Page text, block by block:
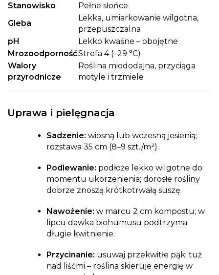
Stanowisko
Pełne słońce
Gleba
Lekka, umiarkowanie wilgotna,
przepuszczalna
pH
Lekko kwaśne – obojętne
MrozoodpornośćStrefa 4 (–29 °C)
Walory
przyrodnicze
Roślina miododajna, przyciąga
motyle i trzmiele
Uprawa i pielęgnacja
Sadzenie: wiosną lub wczesną jesienią;
rozstawa 35 cm (8–9 szt./m²).
Podlewanie: podłoże lekko wilgotne do
momentu ukorzenienia; dorosłe rośliny
dobrze znoszą krótkotrwałą suszę.
Nawożenie: w marcu 2 cm kompostu; w
lipcu dawka biohumusu podtrzyma
długie kwitnienie.
Przycinanie: usuwaj przekwitłe pąki tuż
nad liśćmi – roślina skieruje energię w